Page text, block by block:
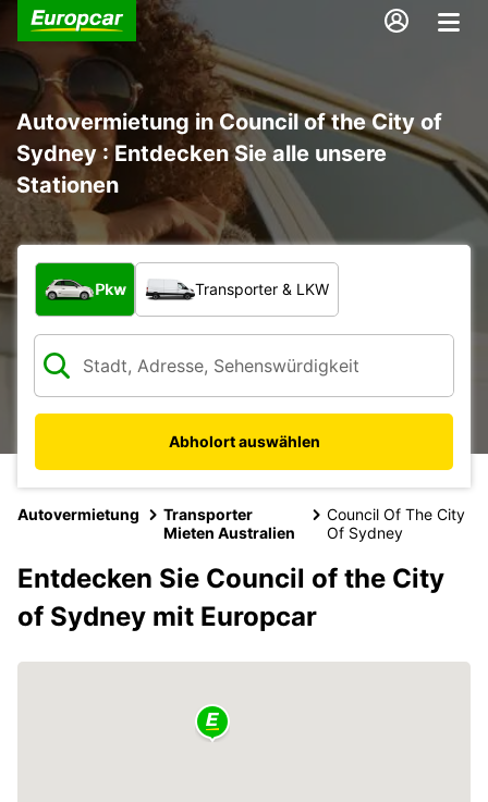
Autovermietung in Council of the City of
Sydney : Entdecken Sie alle unsere
Stationen
Welche Art von Fahrzeug?
Pkw Transporter & LKW
Abholort auswählen
Autovermietung
Transporter
Mieten Australien
Council Of The City
Of Sydney
Entdecken Sie Council of the City
of Sydney mit Europcar